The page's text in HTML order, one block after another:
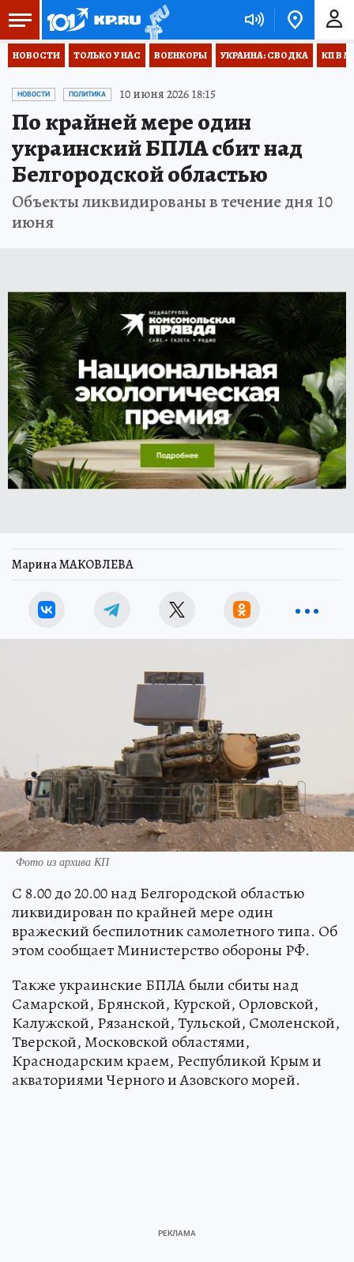
НОВОСТИ ТОЛЬКО У НАС ВОЕНКОРЫ УКРАИНА: СВОДКА КП В
НОВОСТИ ПОЛИТИКА 10 июня 2026 18:15
По крайней мере один
украинский БПЛА сбит над
Белгородской областью
Объекты ликвидированы в течение дня 10
июня
Марина МАКОВЛЕВА
Фото из архива КП
С 8.00 до 20.00 над Белгородской областью
ликвидирован по крайней мере один
вражеский беспилотник самолетного типа. Об
этом сообщает Министерство обороны РФ.
Также украинские БПЛА были сбиты над
Самарской, Брянской, Курской, Орловской,
Калужской, Рязанской, Тульской, Смоленской,
Тверской, Московской областями,
Краснодарским краем, Республикой Крым и
акваториями Черного и Азовского морей.